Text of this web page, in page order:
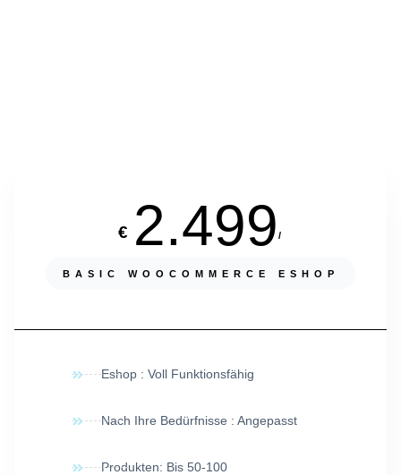
€ 2.499/
BASIC WOOCOMMERCE ESHOP
Eshop : Voll Funktionsfähig
Nach Ihre Bedürfnisse : Angepasst
Produkten: Bis 50-100